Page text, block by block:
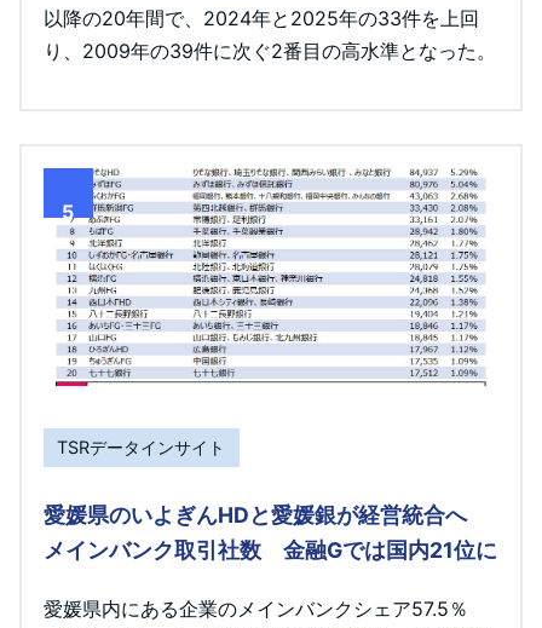
以降の20年間で、2024年と2025年の33件を上回
り、2009年の39件に次ぐ2番目の高水準となった。
5
TSRデータインサイト
愛媛県のいよぎんHDと愛媛銀が経営統合へ
メインバンク取引社数 金融Gでは国内21位に
愛媛県内にある企業のメインバンクシェア57.5％